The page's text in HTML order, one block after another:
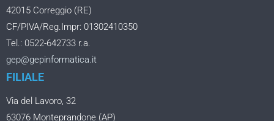
42015 Correggio (RE)
CF/PIVA/Reg.Impr: 01302410350
Tel.: 0522-642733 r.a.
gep@gepinformatica.it
FILIALE
Via del Lavoro, 32
63076 Monteprandone (AP)